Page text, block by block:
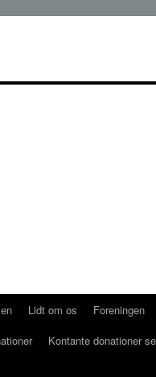
Lidt om os Foreningen
Kontante donationer